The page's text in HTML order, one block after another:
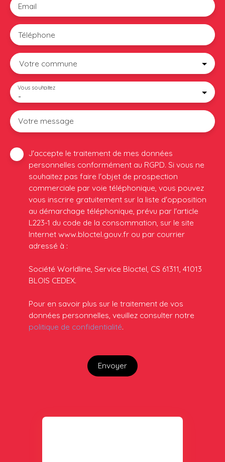
Email
Téléphone
Votre commune
-
Vous souhaitez
Votre message
J'accepte le traitement de mes données
personnelles conformément au RGPD. Si vous ne
souhaitez pas faire l'objet de prospection
commerciale par voie téléphonique, vous pouvez
vous inscrire gratuitement sur la liste d'opposition
au démarchage téléphonique, prévu par l'article
L223-1 du code de la consommation, sur le site
Internet www.bloctel.gouv.fr ou par courrier
adressé à :
Société Worldline, Service Bloctel, CS 61311, 41013
BLOIS CEDEX.
Pour en savoir plus sur le traitement de vos
données personnelles, veuillez consulter notre
politique de confidentialité.
Envoyer